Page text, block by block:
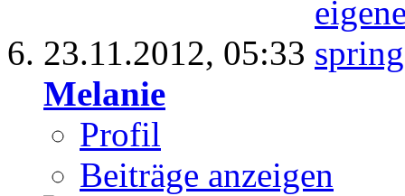
23.11.2012, 05:33
Melanie
Profil
Beiträge anzeigen